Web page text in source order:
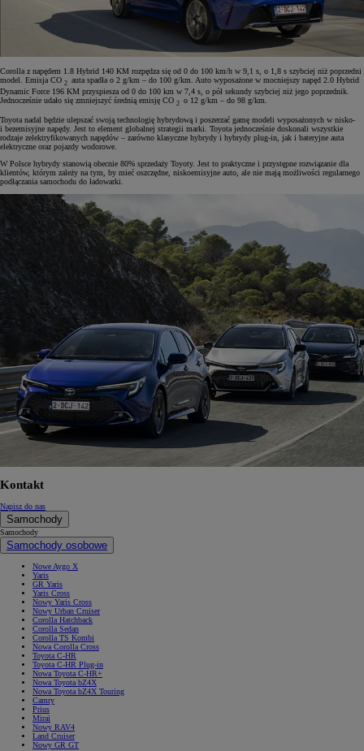
Corolla z napędem 1.8 Hybrid 140 KM rozpędza się od 0 do 100 km/h w 9,1 s, o 1,8 s szybciej niż poprzedni
model. Emisja CO 2 auta spadła o 2 g/km – do 100 g/km. Auto wyposażone w mocniejszy napęd 2.0 Hybrid
Dynamic Force 196 KM przyspiesza od 0 do 100 km w 7,4 s, o pół sekundy szybciej niż jego poprzednik.
Jednocześnie udało się zmniejszyć średnią emisję CO 2 o 12 g/km – do 98 g/km.
Toyota nadal będzie ulepszać swoją technologię hybrydową i poszerzać gamę modeli wyposażonych w nisko-
i bezemisyjne napędy. Jest to element globalnej strategii marki. Toyota jednocześnie doskonali wszystkie
rodzaje zelektryfikowanych napędów – zarówno klasyczne hybrydy i hybrydy plug-in, jak i bateryjne auta
elektryczne oraz pojazdy wodorowe.
W Polsce hybrydy stanowią obecnie 80% sprzedaży Toyoty. Jest to praktyczne i przystępne rozwiązanie dla
klientów, którym zależy na tym, by mieć oszczędne, niskoemisyjne auto, ale nie mają możliwości regularnego
podłączania samochodu do ładowarki.
Kontakt
Napisz do nas
Samochody
Samochody
Samochody osobowe
Nowe Aygo X
Yaris
GR Yaris
Yaris Cross
Nowy Yaris Cross
Nowy Urban Cruiser
Corolla Hatchback
Corolla Sedan
Corolla TS Kombi
Nowa Corolla Cross
Toyota C-HR
Toyota C-HR Plug-in
Nowa Toyota C-HR+
Nowa Toyota bZ4X
Nowa Toyota bZ4X Touring
Camry
Prius
Mirai
Nowy RAV4
Land Cruiser
Nowy GR GT